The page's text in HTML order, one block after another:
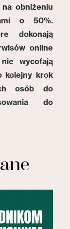
obniżeniu
o 50%.
dokonają
online
wycofają
kolejny krok
osób do
do